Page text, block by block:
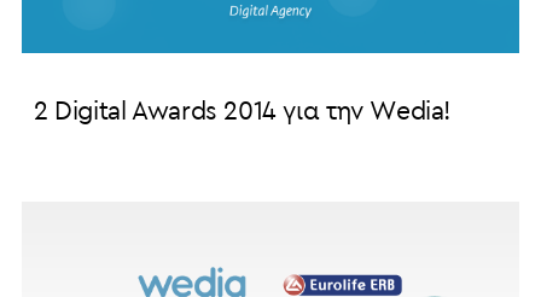
2 Digital Awards 2014 για την Wedia!